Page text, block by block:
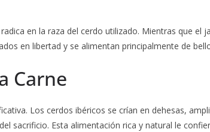
en la raza del cerdo utilizado. Mientras que
en libertad y se alimentan principalmente de
Carne
Los cerdos ibéricos se crían en dehesas,
sacrificio. Esta alimentación rica y natural le